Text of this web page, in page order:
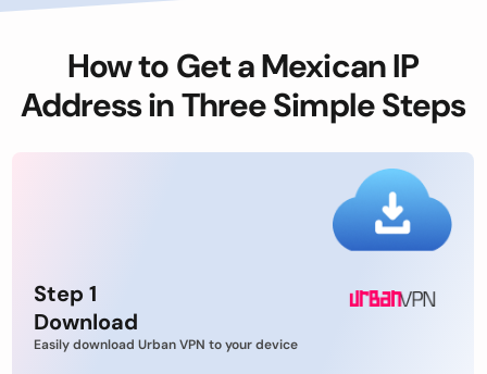
How to Get a Mexican IP
Address in Three Simple Steps
Step 1
Download
Easily download Urban VPN to your device